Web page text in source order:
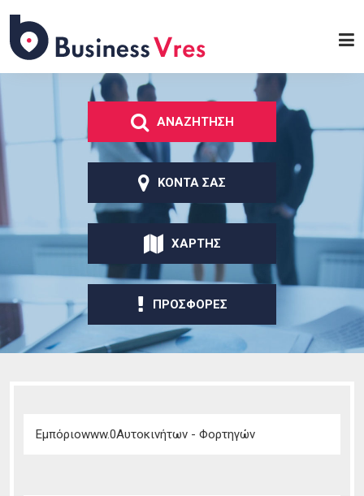
κυρίως περιεχόμενο
Business
ΑΝΑΖΗΤΗΣΗ
ΚΟΝΤΑ ΣΑΣ
ΧΑΡΤΗΣ
ΠΡΟΣΦΟΡΕΣ